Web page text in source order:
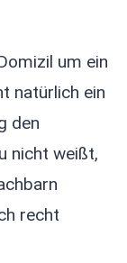
um ein
natürlich ein
den
nicht weißt,
recht